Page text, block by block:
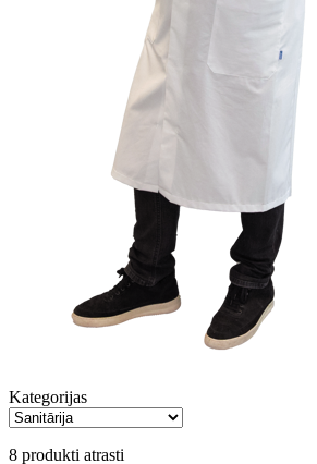
Kategorijas
8 produkti atrasti